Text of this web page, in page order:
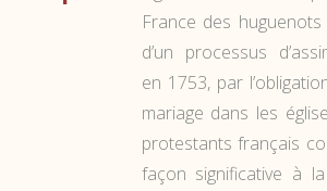
France des
d’un processus
en 1753, par
mariage dans les
protestants français
façon significative à